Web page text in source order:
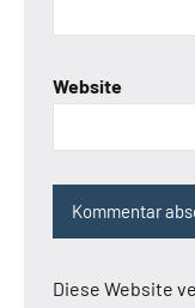
Website
Diese Website